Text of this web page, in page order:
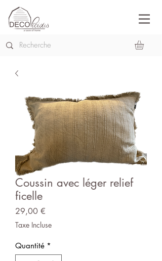
Coussin avec léger relief
ficelle
29,00 €
Taxe Incluse
Quantité *